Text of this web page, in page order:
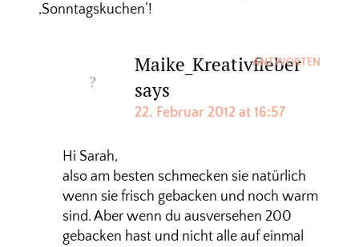
‚Sonntagskuchen‘!
Maike_Kreativfieber
says
22. Februar 2012 at 16:57
Hi Sarah,
also am besten schmecken sie natürlich
wenn sie frisch gebacken und noch warm
sind. Aber wenn du ausversehen 200
gebacken hast und nicht alle auf einmal
ANTWORTEN